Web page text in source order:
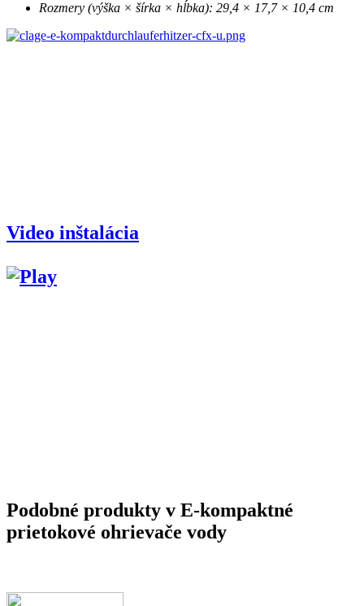
Rozmery (výška × šírka × hĺbka): 29,4 × 17,7 × 10,4 cm
Video inštalácia
Podobné produkty v E-kompaktné
prietokové ohrievače vody